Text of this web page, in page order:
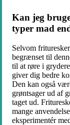
Kan jeg
typer mad
Selvom
begrænset til
til at røre i
giver dig bedre
Den kan også
grøntsager ud af
taget ud.
mange
eksperimentér